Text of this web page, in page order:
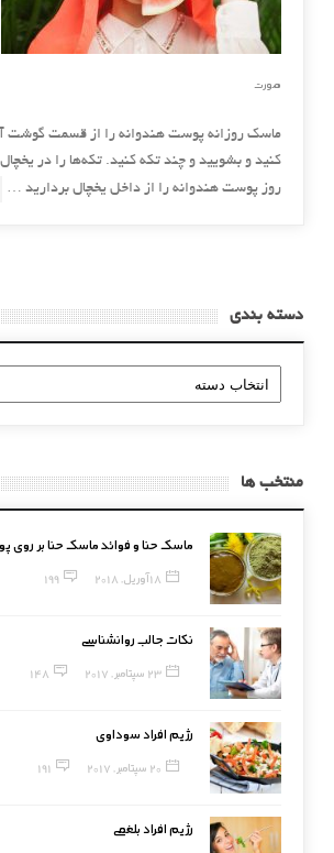
صورت
ماسك روزانه پوست هندوانه را از قسمت گوشت
كنيد و بشوييد و چند تكه كنيد. تكه‌ها را در
روز پوست هندوانه را از داخل يخچال برداريد …
دسته بندی
دسته
بندی
منتخب ها
ماسک حنا و فوائد ماسک حنا بر
18 آوریل, 2018 199
نکات جالب روانشناسی
23 سپتامبر, 2017 148
رژیم افراد سوداوی
20 سپتامبر, 2017 191
رژیم افراد بلغمی